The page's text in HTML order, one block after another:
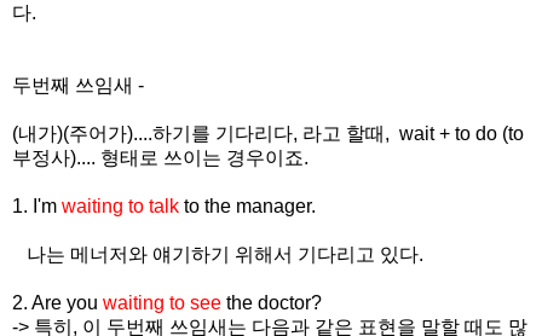
다.
두번째 쓰임새 -
(내가)(주어가)....하기를 기다리다, 라고 할때, wait + to do (to
부정사).... 형태로 쓰이는 경우이죠.
1. I'm waiting to talk to the manager.
나는 메너저와 얘기하기 위해서 기다리고 있다.
2. Are you waiting to see the doctor?
-> 특히, 이 두번째 쓰임새는 다음과 같은 표현을 말할 때도 많